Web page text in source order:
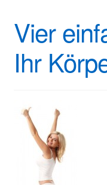
Vier
Ihr